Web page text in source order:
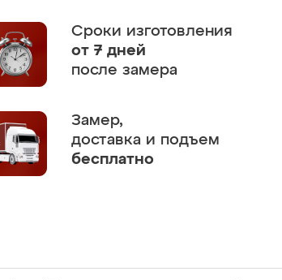
Сроки изготовления
от 7 дней
после замера
Замер,
доставка и подъем
бесплатно